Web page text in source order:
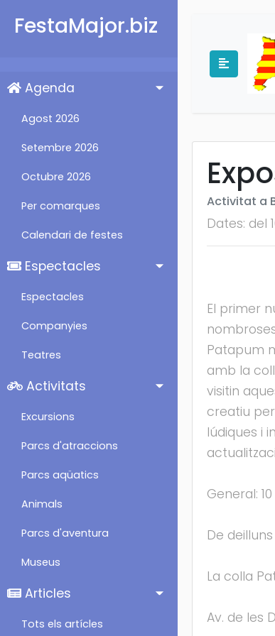
FestaMajor.biz
Agenda
Agost 2026
Setembre 2026
Octubre 2026
Per comarques
Calendari de festes
Espectacles
Espectacles
Companyies
Teatres
Activitats
Excursions
Parcs d'atraccions
Parcs aqüatics
Animals
Parcs d'aventura
Museus
Articles
Tots els artícles
Activitat a
Dates: del
El primer
Patapum
amb la
visitin
creatiu
lúdiques i
General:
De
La colla
Av. de les